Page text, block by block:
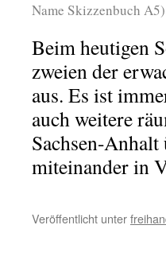
Name Skizzenbuch A5)
Beim heutigen
zweien der
aus. Es ist
auch weitere
Sachsen-
miteinander in
Veröffentlicht unter